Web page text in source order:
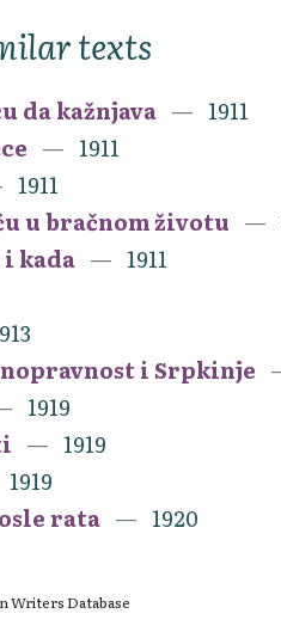
texts
da kažnjava
1911
1911
1911
u bračnom životu
i kada
1911
i Srpkinje
1919
1919
1919
rata
1920
Writers Database